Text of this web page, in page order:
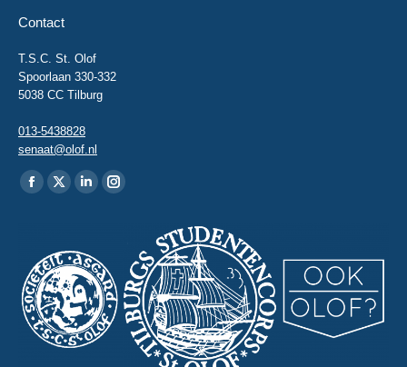
Contact
T.S.C. St. Olof
Spoorlaan 330-332
5038 CC Tilburg
013-5438828
senaat@olof.nl
Vind ons op:
Facebook
in
new
window
X
in
new
window
Linkedin
in
new
window
Instagram
new
window